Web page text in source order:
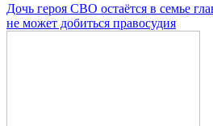
Дочь героя СВО остаётся в семье
не может добиться правосудия